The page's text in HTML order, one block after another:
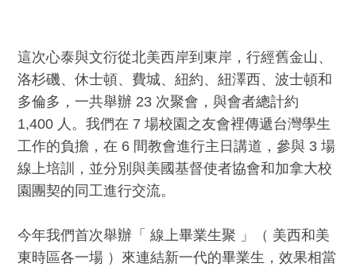
這次心泰與文衍從北美西岸到東岸，行經舊金山、
洛杉磯、休士頓、費城、紐約、紐澤西、波士頓和
多倫多，一共舉辦 23 次聚會，與會者總計約
1,400 人。我們在 7 場校園之友會裡傳遞台灣學生
工作的負擔，在 6 間教會進行主日講道，參與 3 場
線上培訓，並分別與美國基督使者協會和加拿大校
園團契的同工進行交流。
今年我們首次舉辦「 線上畢業生聚 」（ 美西和美
東時區各一場 ）來連結新一代的畢業生，效果相當